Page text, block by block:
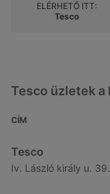
ELÉRHETŐ ITT:
Tesco
Tesco üzletek a
CÍM
Tesco
Iv. László király u.